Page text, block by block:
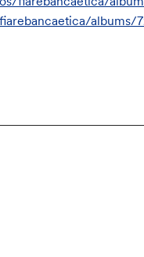
albums/